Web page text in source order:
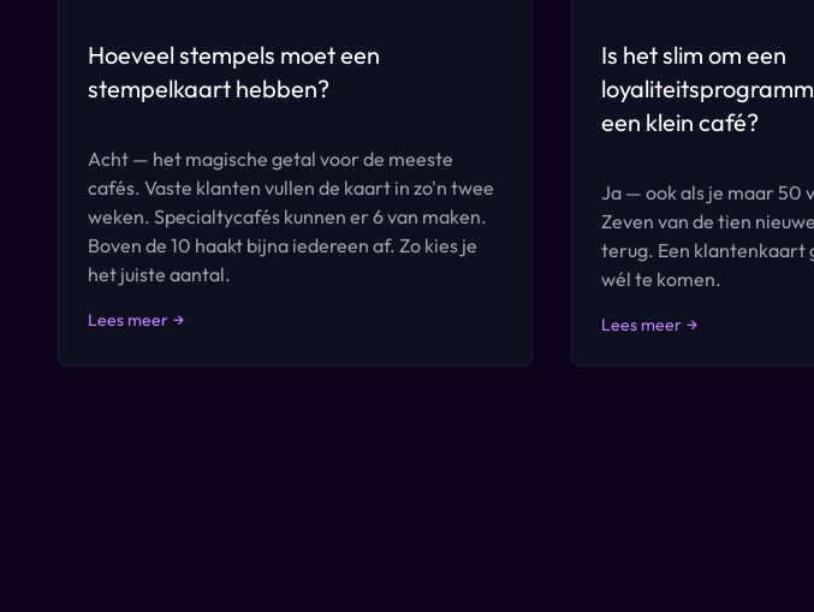
Hoeveel stempels moet een
stempelkaart hebben?
Acht — het magische getal voor de meeste
cafés. Vaste klanten vullen de kaart in zo'n twee
weken. Specialtycafés kunnen er 6 van maken.
Boven de 10 haakt bijna iedereen af. Zo kies je
het juiste aantal.
Lees meer →
Is het slim om een
een klein café?
Ja — ook als je maar 50
Zeven van de tien
terug. Een klantenkaart
wél te komen.
Lees meer →